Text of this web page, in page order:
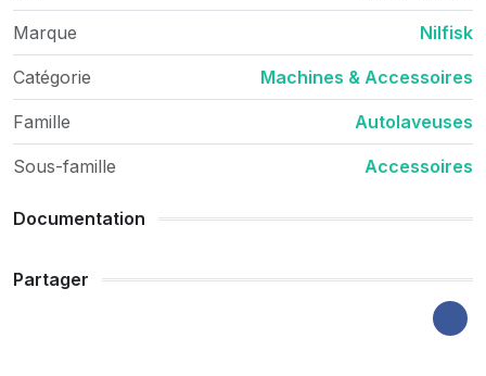
Marque Nilfisk
Catégorie Machines & Accessoires
Famille Autolaveuses
Sous-famille Accessoires
Documentation
Partager